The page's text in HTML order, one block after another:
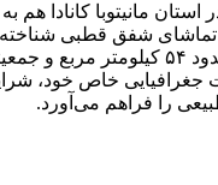
استان مانیتوبا کانادا هم
تماشای شفق قطبی
جغرافیایی خاص خود،
را فراهم می‌آورد.